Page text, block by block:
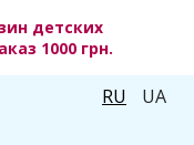
детских
1000 грн.
RU UA